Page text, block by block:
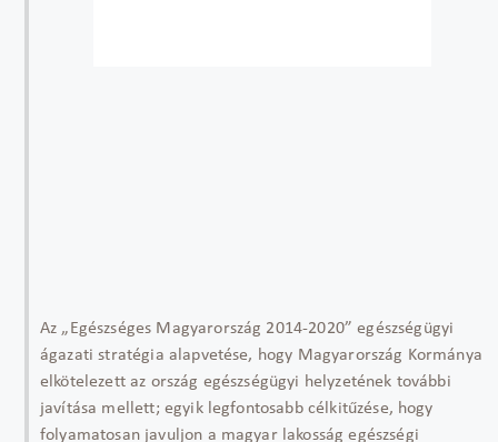
Az „Egészséges Magyarország 2014-2020” egészségügyi
ágazati stratégia alapvetése, hogy Magyarország Kormánya
elkötelezett az ország egészségügyi helyzetének további
javítása mellett; egyik legfontosabb célkitűzése, hogy
folyamatosan javuljon a magyar lakosság egészségi